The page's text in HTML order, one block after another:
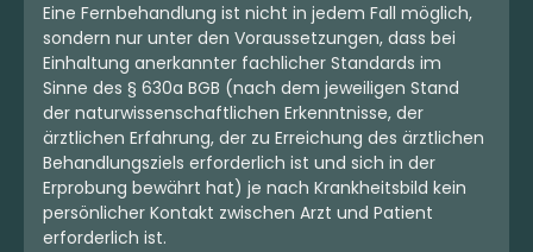
Eine Fernbehandlung ist nicht in jedem Fall möglich,
sondern nur unter den Voraussetzungen, dass bei
Einhaltung anerkannter fachlicher Standards im
Sinne des § 630a BGB (nach dem jeweiligen Stand
der naturwissenschaftlichen Erkenntnisse, der
ärztlichen Erfahrung, der zu Erreichung des ärztlichen
Behandlungsziels erforderlich ist und sich in der
Erprobung bewährt hat) je nach Krankheitsbild kein
persönlicher Kontakt zwischen Arzt und Patient
erforderlich ist.